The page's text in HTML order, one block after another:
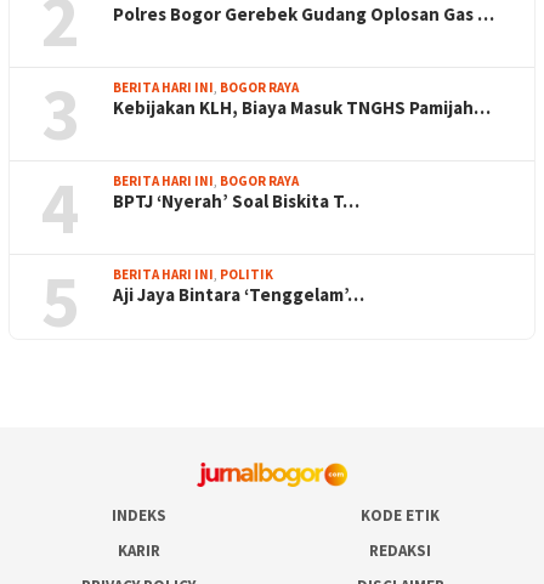
2 Polres Bogor Gerebek Gudang Oplosan Gas …
3 BERITA HARI INI, BOGOR RAYA
Kebijakan KLH, Biaya Masuk TNGHS Pamijah…
4 BERITA HARI INI, BOGOR RAYA
BPTJ ‘Nyerah’ Soal Biskita T…
5 BERITA HARI INI, POLITIK
Aji Jaya Bintara ‘Tenggelam’…
INDEKS
KODE ETIK
KARIR
REDAKSI